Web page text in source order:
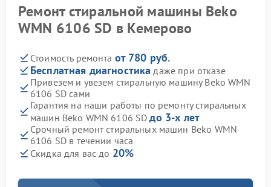
Ремонт стиральной машины Beko
WMN 6106 SD в Кемерово
Стоимость ремонта от 780 руб.
Бесплатная диагностика даже при отказе
Привезем и увезем стиральную машину Beko WMN
6106 SD сами
Гарантия на наши работы по ремонту стиральных
машин Beko WMN 6106 SDдо 3-х лет
Срочный ремонт стиральных машин Beko WMN
6106 SD в течении часа
Скидка для вас до 20%